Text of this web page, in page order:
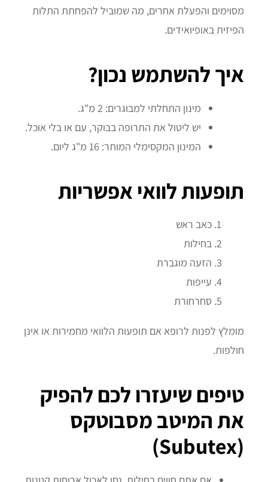
מסוימים והפעלת אחרים, מה שמוביל להפחתת התלות
הפיזית באופיואידים.
איך להשתמש נכון?
מינון התחלתי למבוגרים: 2 מ"ג.
יש ליטול את התרופה בבוקר, עם או בלי אוכל.
המינון המקסימלי המותר: 16 מ"ג ליום.
תופעות לוואי אפשריות
כאב ראש
בחילות
הזעה מוגברת
עייפות
סחרחורת
מומלץ לפנות לרופא אם תופעות הלוואי מחמירות או אינן
חולפות.
טיפים שיעזרו לכם להפיק
את המיטב מסבוטקס